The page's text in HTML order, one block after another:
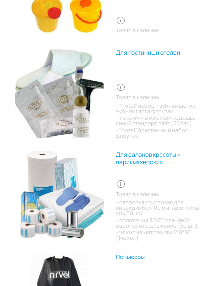
Товар в наличии
Для гостиниц и отелей
Товар в наличии:
"hotel" набор - зубная щетка,
зубная паста флоупак
тапочки на жесткой подошве
синий стандарт лайт (25 пар)
"hotel" бритвенный набор
флоупак
Для салонов красоты и
парикмахерских
Товар в наличии:
салфетка спиртовая для
инъекций 60х100 мм. /асептика/
уп 400 шт/
полотенца 35х70 спанлейс
европак отд.сложение (50 шт.)
чехол на матрац пвх 210*90
(1чехол)
Пеньюары